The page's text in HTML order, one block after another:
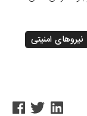
نیروهای امنیتی